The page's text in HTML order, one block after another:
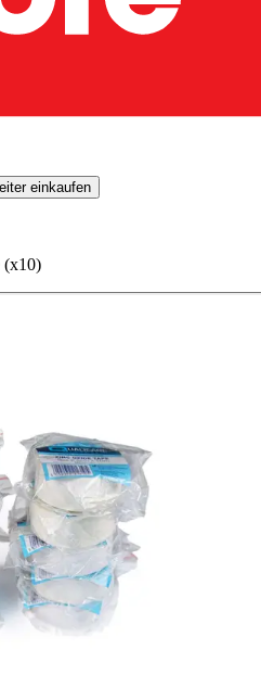
einkaufen
(x10)